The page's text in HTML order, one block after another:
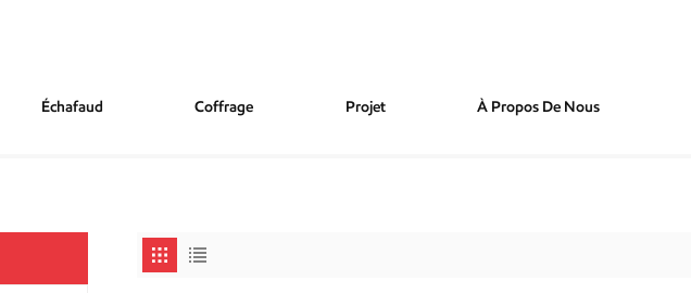
Échafaud Coffrage Projet À Propos De Nous